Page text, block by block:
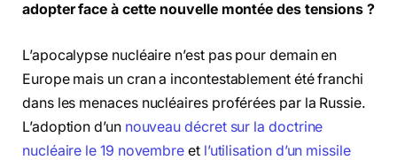
adopter face à cette nouvelle montée des tensions ?
L’apocalypse nucléaire n’est pas pour demain en
Europe mais un cran a incontestablement été franchi
dans les menaces nucléaires proférées par la Russie.
L’adoption d’un nouveau décret sur la doctrine
nucléaire le 19 novembre et l’utilisation d’un missile